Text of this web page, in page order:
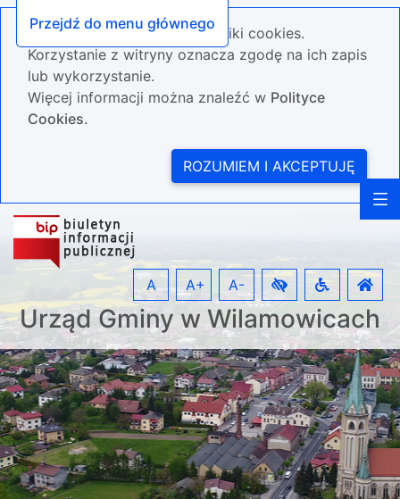
Przejdź do menu głównego
Nasza strona wykorzystuje pliki cookies.
Korzystanie z witryny oznacza zgodę na ich zapis
lub wykorzystanie.
Więcej informacji można znaleźć w Polityce
Cookies.
ROZUMIEM I AKCEPTUJĘ
Urząd Gminy w Wilamowicach
A A+ A-